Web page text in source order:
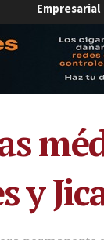
Empresarial
y